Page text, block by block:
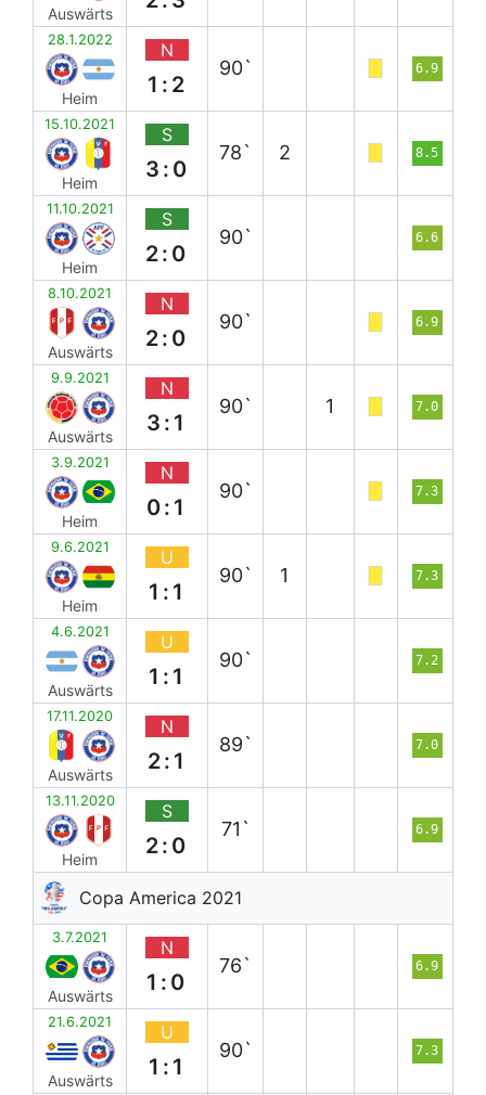
Auswärts
28.1.2022
Heim
N
1:2
90` 6.9
15.10.2021
Heim
S
3:0
78` 2 8.5
11.10.2021
Heim
S
2:0
90` 6.6
8.10.2021
Auswärts
N
2:0
90` 6.9
9.9.2021
Auswärts
N
3:1
90` 1 7.0
3.9.2021
Heim
N
0:1
90` 7.3
9.6.2021
Heim
U
1:1
90` 1 7.3
4.6.2021
Auswärts
U
1:1
90` 7.2
17.11.2020
Auswärts
N
2:1
89` 7.0
13.11.2020
Heim
S
2:0
71` 6.9
Copa America 2021
3.7.2021
Auswärts
N
1:0
76` 6.9
21.6.2021
Auswärts
U
1:1
90` 7.3